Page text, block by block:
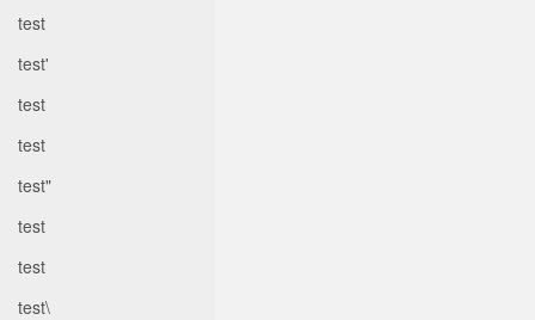
test
test'
test
test
test"
test
test
test\